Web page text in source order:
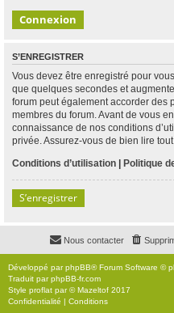
S’ENREGISTRER
Vous devez être enregistré pour
que quelques secondes et
forum peut également accorder des
membres du forum. Avant de vous
connaissance de nos conditions
privée. Assurez-vous de bien lire
Conditions d’utilisation | Politique
S’enregistrer
Nous contacter
Développé parphpBB® Forum Software ©
Traduit parphpBB-fr.com
Style proflat par ©Mazeltof 2017
Confidentialité | Conditions